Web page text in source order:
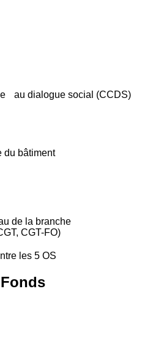
au dialogue social (CCDS)
du bâtiment
de la branche
CGT-FO)
les 5 OS